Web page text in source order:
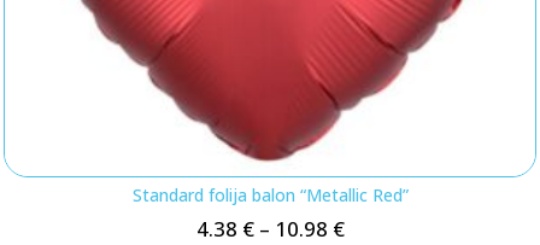
Standard folija balon “Metallic Red”
4.38 €– 10.98 €